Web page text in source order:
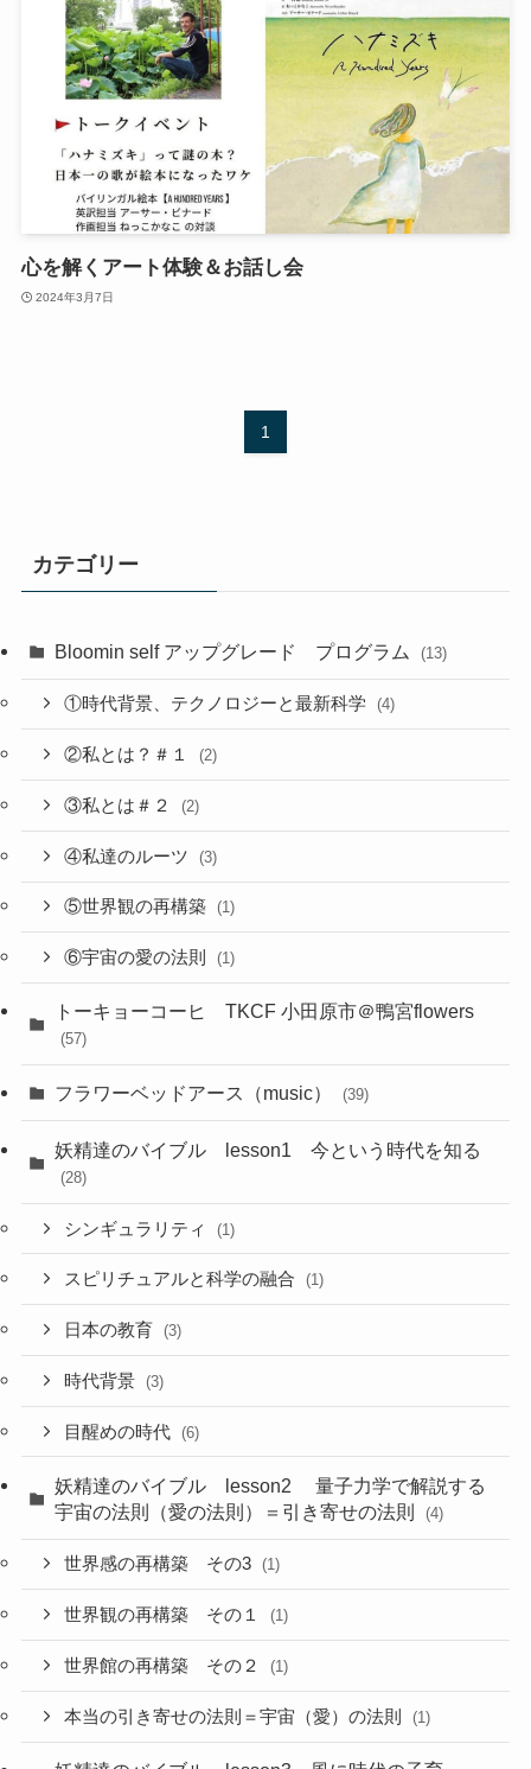
心を解くアート体験＆お話し会
2024年3月7日
1
カテゴリー
Bloomin self アップグレード プログラム (13)
①時代背景、テクノロジーと最新科学 (4)
②私とは？＃１ (2)
③私とは＃２ (2)
④私達のルーツ (3)
⑤世界観の再構築 (1)
⑥宇宙の愛の法則 (1)
トーキョーコーヒ TKCF 小田原市＠鴨宮flowers
(57)
フラワーベッドアース（music） (39)
妖精達のバイブル lesson1 今という時代を知る
(28)
シンギュラリティ (1)
スピリチュアルと科学の融合 (1)
日本の教育 (3)
時代背景 (3)
目醒めの時代 (6)
妖精達のバイブル lesson2 量子力学で解説する
宇宙の法則（愛の法則）＝引き寄せの法則
(4)
世界感の再構築 その3 (1)
世界観の再構築 その１ (1)
世界館の再構築 その２ (1)
本当の引き寄せの法則＝宇宙（愛）の法則 (1)